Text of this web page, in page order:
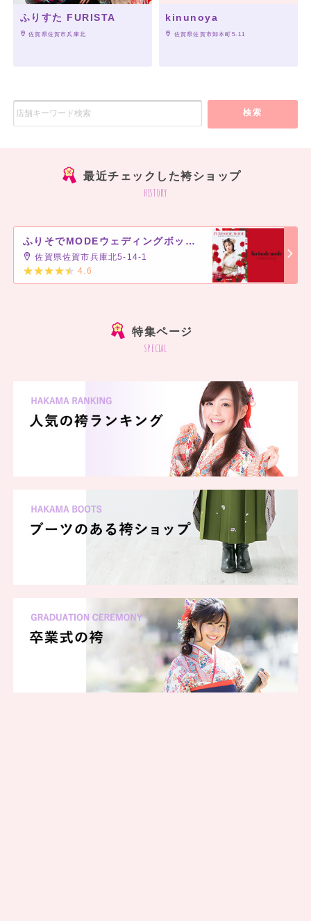
ふりすた FURISTA
佐賀県佐賀市兵庫北
kinunoya
佐賀県佐賀市卸本町5-11
検索
最近チェックした袴ショップ
history
ふりそでMODEウェディングボックス ゆめタウン佐賀店
佐賀県佐賀市兵庫北5-14-1
4.6
特集ページ
special